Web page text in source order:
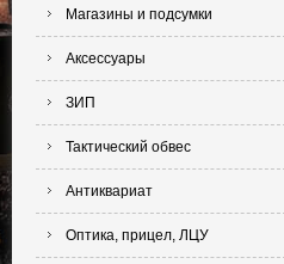
Магазины и подсумки
Аксессуары
ЗИП
Тактический обвес
Антиквариат
Оптика, прицел, ЛЦУ